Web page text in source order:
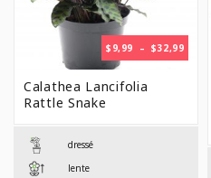
$ 9,99 – $32,99PLAGE
DE
Calathea Lancifolia
Rattle Snake
dressé
lente